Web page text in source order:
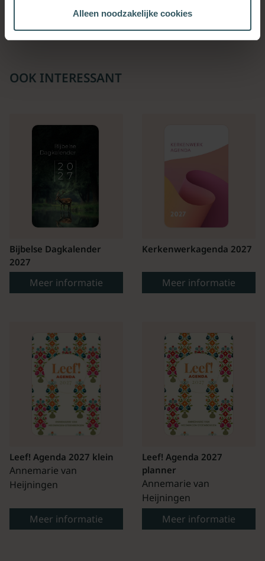
Alleen noodzakelijke cookies
Meer informatie Meer informatie
OOK INTERESSANT
Bijbelse Dagkalender
2027
Meer informatie
Kerkenwerkagenda 2027
Meer informatie
Leef! Agenda 2027 klein
Annemarie van
Heijningen
Meer informatie
Leef! Agenda 2027
planner
Annemarie van
Heijningen
Meer informatie